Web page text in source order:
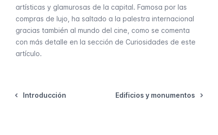
artísticas y glamurosas de la capital. Famosa por las
compras de lujo, ha saltado a la palestra internacional
gracias también al mundo del cine, como se comenta
con más detalle en la sección de Curiosidades de este
artículo.
Introducción Edificios y monumentos